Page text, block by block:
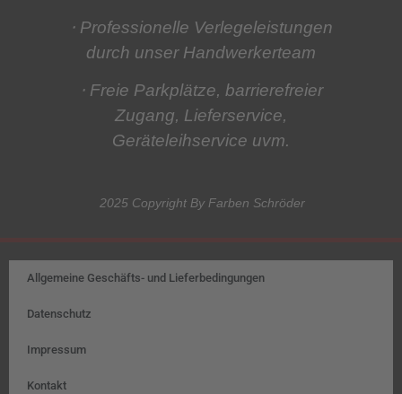
⋅ Professionelle Verlegeleistungen
durch unser Handwerkerteam
⋅ Freie Parkplätze, barrierefreier
Zugang, Lieferservice,
Geräteleihservice uvm.
2025 Copyright By Farben Schröder
Allgemeine Geschäfts- und Lieferbedingungen
Datenschutz
Impressum
Kontakt